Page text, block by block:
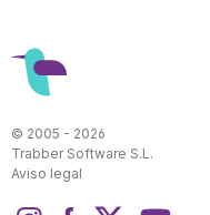
© 2005 - 2026
Trabber Software S.L.
Aviso legal